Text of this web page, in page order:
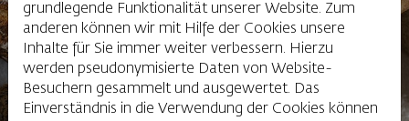
grundlegende Funktionalität unserer Website. Zum
anderen können wir mit Hilfe der Cookies unsere
Inhalte für Sie immer weiter verbessern. Hierzu
werden pseudonymisierte Daten von Website-
Besuchern gesammelt und ausgewertet. Das
Einverständnis in die Verwendung der Cookies können